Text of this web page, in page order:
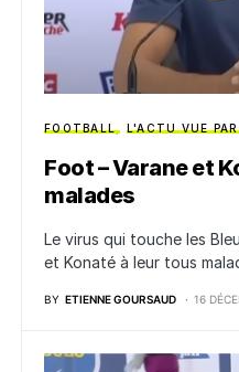
FOOTBALL L'ACTU VUE
Foot – Varane et
malades
Le virus qui touche les
et Konaté à leur tous
BY ETIENNE GOURSAUD 16